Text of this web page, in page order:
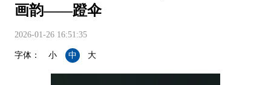
画韵——蹬伞
2026-01-26 16:51:35
字体： 小 中 大